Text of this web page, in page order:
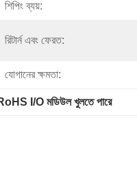
শিপিং ব্যয়:
রিটার্ন এবং ফেরত:
যোগানের ক্ষমতা:
I/O মডিউল খুলতে পারে